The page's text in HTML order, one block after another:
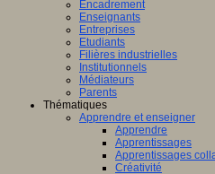
Encadrement
Enseignants
Entreprises
Etudiants
Filières industrielles
Institutionnels
Médiateurs
Parents
Thématiques
Apprendre et enseigner
Apprendre
Apprentissages
Apprentissages
Créativité